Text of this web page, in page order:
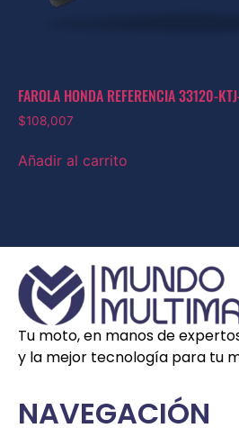
FAROLA HONDA REFERENCIA 33120-
$108,007
Añadir al carrito
Tu moto, en manos de
y la mejor tecnología para tu
NAVEGACIÓN